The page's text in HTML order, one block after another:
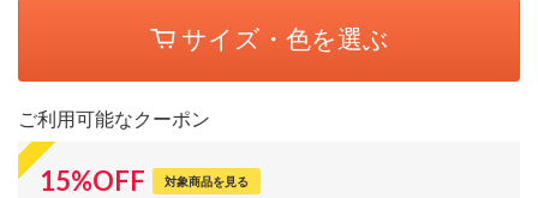
サイズ・色を選ぶ
ご利用可能なクーポン
15%OFF 対象商品を見る